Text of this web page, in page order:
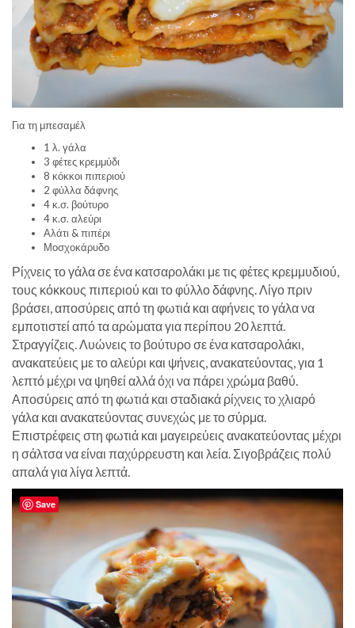
Για τη μπεσαμέλ
1 λ. γάλα
3 φέτες κρεμμύδι
8 κόκκοι πιπεριού
2 φύλλα δάφνης
4 κ.σ. βούτυρο
4 κ.σ. αλεύρι
Αλάτι & πιπέρι
Μοσχοκάρυδο
Ρίχνεις το γάλα σε ένα κατσαρολάκι με τις φέτες κρεμμυδιού,
τους κόκκους πιπεριού και το φύλλο δάφνης. Λίγο πριν
βράσει, αποσύρεις από τη φωτιά και αφήνεις το γάλα να
εμποτιστεί από τα αρώματα για περίπου 20 λεπτά.
Στραγγίζεις. Λυώνεις το βούτυρο σε ένα κατσαρολάκι,
ανακατεύεις με το αλεύρι και ψήνεις, ανακατεύοντας, για 1
λεπτό μέχρι να ψηθεί αλλά όχι να πάρει χρώμα βαθύ.
Αποσύρεις από τη φωτιά και σταδιακά ρίχνεις το χλιαρό
γάλα και ανακατεύοντας συνεχώς με το σύρμα.
Επιστρέφεις στη φωτιά και μαγειρεύεις ανακατεύοντας μέχρι
η σάλτσα να είναι παχύρρευστη και λεία. Σιγοβράζεις πολύ
απαλά για λίγα λεπτά.
Save